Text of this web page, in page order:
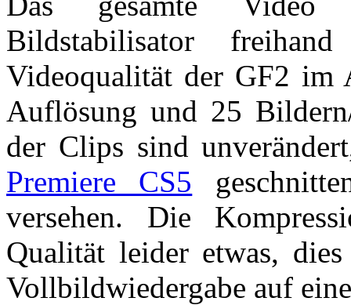
Bildstabilisator
Videoqualität der GF2 im
Auflösung und 25
der Clips sind
Premiere CS5
versehen. Die
Qualität leider etwas,
Vollbildwiedergabe auf